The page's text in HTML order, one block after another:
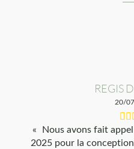
REGIS
20/
Nous avons fait
2025 pour la